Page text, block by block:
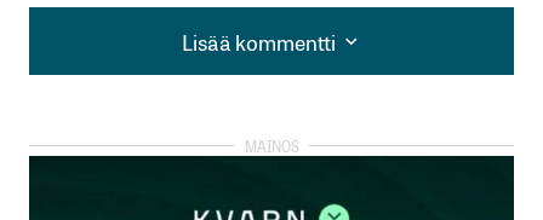
Lisää kommentti
Lisää kommentti
kirjautua
rekisteröityä